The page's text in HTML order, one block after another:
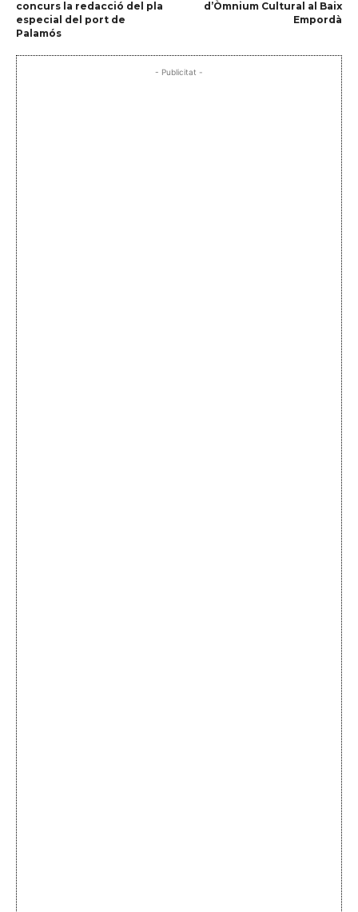
concurs la redacció del pla
especial del port de
Palamós
d’Òmnium Cultural al Baix
Empordà
- Publicitat -